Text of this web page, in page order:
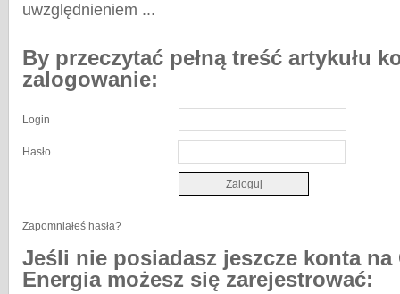
uwzględnieniem ...
By przeczytać pełną treść artykułu
zalogowanie:
Login
Hasło
Zapomniałeś hasła?
Jeśli nie posiadasz jeszcze konta na
Energia możesz się zarejestrować: